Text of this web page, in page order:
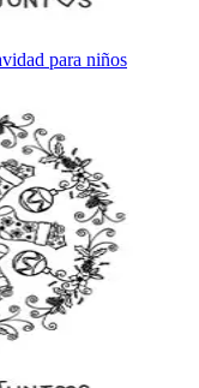
para niños